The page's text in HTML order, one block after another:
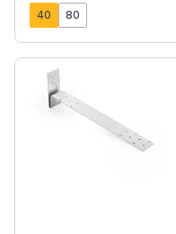
40 80